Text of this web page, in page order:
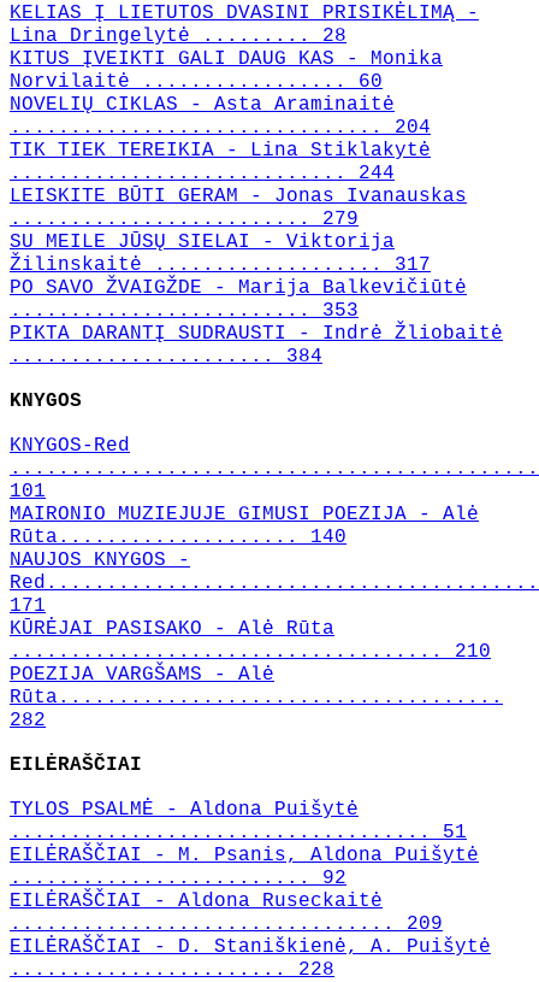
KELIAS Į LIETUTOS DVASINI PRISIKĖLIMĄ -
Lina Dringelytė ......... 28
KITUS ĮVEIKTI GALI DAUG KAS - Monika
Norvilaitė ................. 60
NOVELIŲ CIKLAS - Asta Araminaitė
............................... 204
TIK TIEK TEREIKIA - Lina Stiklakytė
............................ 244
LEISKITE BŪTI GERAM - Jonas Ivanauskas
......................... 279
SU MEILE JŪSŲ SIELAI - Viktorija
Žilinskaitė ................... 317
PO SAVO ŽVAIGŽDE - Marija Balkevičiūtė
......................... 353
PIKTA DARANTĮ SUDRAUSTI - Indrė Žliobaitė
...................... 384
KNYGOS
KNYGOS-Red
101
MAIRONIO MUZIEJUJE GIMUSI POEZIJA - Alė
Rūta.................... 140
NAUJOS KNYGOS -
171
KŪRĖJAI PASISAKO - Alė Rūta
.................................... 210
POEZIJA VARGŠAMS - Alė
Rūta.....................................
282
EILĖRAŠČIAI
TYLOS PSALMĖ - Aldona Puišytė
................................... 51
EILĖRAŠČIAI - M. Psanis, Aldona Puišytė
......................... 92
EILĖRAŠČIAI - Aldona Ruseckaitė
................................ 209
EILĖRAŠČIAI - D. Staniškienė, A. Puišytė
....................... 228